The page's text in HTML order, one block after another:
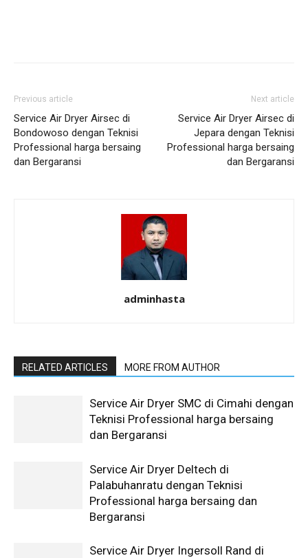
Previous article
Service Air Dryer Airsec di
Bondowoso dengan Teknisi
Professional harga bersaing
dan Bergaransi
Next article
Service Air Dryer Airsec di
Jepara dengan Teknisi
Professional harga bersaing
dan Bergaransi
adminhasta
RELATED ARTICLES MORE FROM AUTHOR
Service Air Dryer SMC di Cimahi dengan
Teknisi Professional harga bersaing
dan Bergaransi
Service Air Dryer Deltech di
Palabuhanratu dengan Teknisi
Professional harga bersaing dan
Bergaransi
Service Air Dryer Ingersoll Rand di